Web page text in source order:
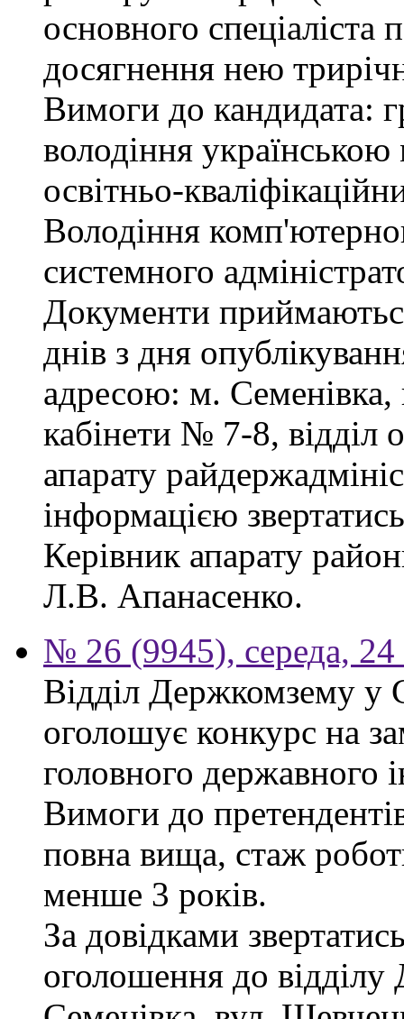
основного
досягнення нею
Вимоги до кандидата:
володіння
освітньо-
Володіння
системного
Документи
днів з дня
адресою: м.
кабінети № 7-8, відділ
апарату
інформацією
Керівник апарату
Л.В. Апанасенко.
№ 26 (9945), середа, 24
Відділ Держкомзему у
оголошує конкурс на
головного державного
Вимоги до
повна вища, стаж
менше 3 років.
За довідками
оголошення до